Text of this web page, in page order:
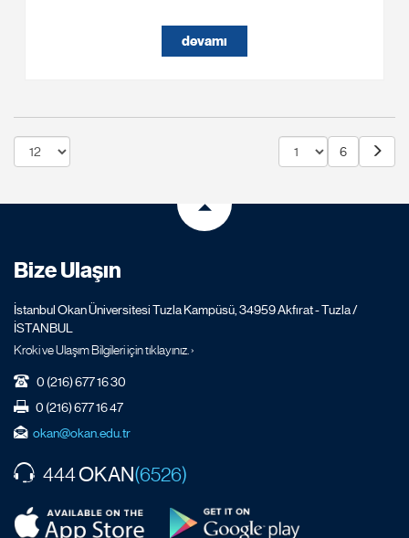
devamı
6
Bize Ulaşın
İstanbul Okan Üniversitesi Tuzla Kampüsü, 34959 Akfırat - Tuzla /
İSTANBUL
Kroki ve Ulaşım Bilgileri için tıklayınız. ›
0 (216) 677 16 30
0 (216) 677 16 47
okan@okan.edu.tr
444OKAN(6526)